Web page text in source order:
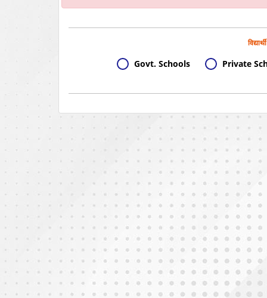
Govt. Schools Private